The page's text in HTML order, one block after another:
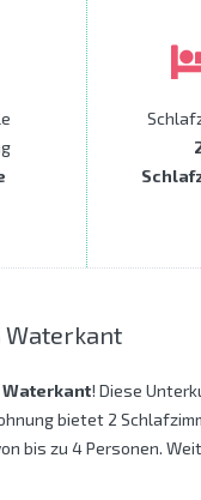
Waterkant
Waterkant! Diese
bietet 2
bis zu 4 Personen.